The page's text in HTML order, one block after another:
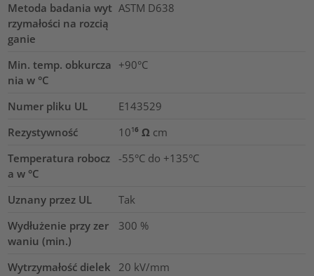
Metoda badania wyt
rzymałości na rozcią
ganie
ASTM D638
Min. temp. obkurcza
nia w °C
+90°C
Numer pliku UL
E143529
Rezystywność
10¹⁶ Ω cm
Temperatura robocz
a w °C
-55°C do +135°C
Uznany przez UL
Tak
Wydłużenie przy zer
waniu (min.)
300 %
Wytrzymałość dielek
20 kV/mm